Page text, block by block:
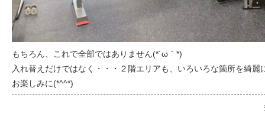
もちろん、これで全部ではありません(*´ω｀*)
入れ替えだけではなく・・・２階エリアも、いろいろな箇所を綺麗
お楽しみに(*^^*)